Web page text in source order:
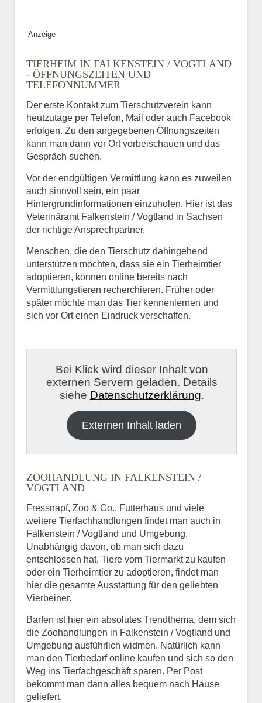
Anzeige
TIERHEIM IN FALKENSTEIN / VOGTLAND
- ÖFFNUNGSZEITEN UND
TELEFONNUMMER
Der erste Kontakt zum Tierschutzverein kann
heutzutage per Telefon, Mail oder auch Facebook
erfolgen. Zu den angegebenen Öffnungszeiten
kann man dann vor Ort vorbeischauen und das
Gespräch suchen.
Vor der endgültigen Vermittlung kann es zuweilen
auch sinnvoll sein, ein paar
Hintergrundinformationen einzuholen. Hier ist das
Veterinäramt Falkenstein / Vogtland in Sachsen
der richtige Ansprechpartner.
Menschen, die den Tierschutz dahingehend
unterstützen möchten, dass sie ein Tierheimtier
adoptieren, können online bereits nach
Vermittlungstieren recherchieren. Früher oder
später möchte man das Tier kennenlernen und
sich vor Ort einen Eindruck verschaffen.
Bei Klick wird dieser Inhalt von
externen Servern geladen. Details
siehe Datenschutzerklärung.
Externen Inhalt laden
ZOOHANDLUNG IN FALKENSTEIN /
VOGTLAND
Fressnapf, Zoo & Co., Futterhaus und viele
weitere Tierfachhandlungen findet man auch in
Falkenstein / Vogtland und Umgebung.
Unabhängig davon, ob man sich dazu
entschlossen hat, Tiere vom Tiermarkt zu kaufen
oder ein Tierheimtier zu adoptieren, findet man
hier die gesamte Ausstattung für den geliebten
Vierbeiner.
Barfen ist hier ein absolutes Trendthema, dem sich
die Zoohandlungen in Falkenstein / Vogtland und
Umgebung ausführlich widmen. Natürlich kann
man den Tierbedarf online kaufen und sich so den
Weg ins Tierfachgeschäft sparen. Per Post
bekommt man dann alles bequem nach Hause
geliefert.